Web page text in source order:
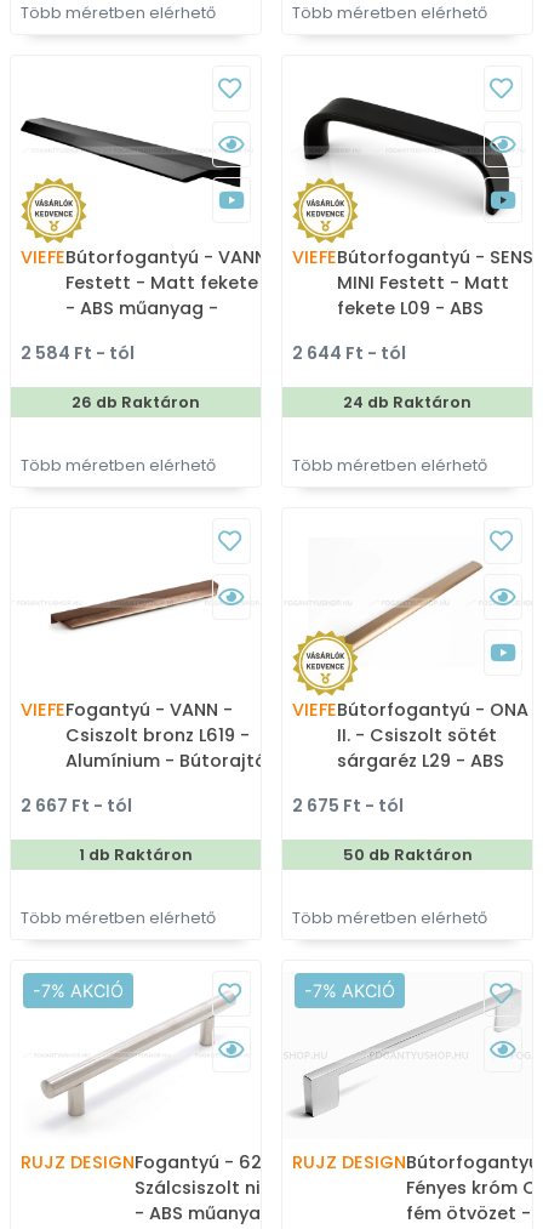
Több méretben elérhető Több méretben elérhető
VIEFEBútorfogantyú - VANN
Festett - Matt fekete L09
- ABS műanyag -
színes fém fogantyú
2 584 Ft - tól
26 db Raktáron
Több méretben elérhető
VIEFEBútorfogantyú - SENSE
MINI Festett - Matt
fekete L09 - ABS
méretben gyártott
színes fém
bútorfogantyú
2 644 Ft - tól
24 db Raktáron
Több méretben elérhető
VIEFEFogantyú - VANN -
Csiszolt bronz L619 -
Alumínium - Bútorajtó
fém fogantyú
2 667 Ft - tól
1 db Raktáron
Több méretben elérhető
VIEFEBútorfogantyú - ONA
II. - Csiszolt sötét
sárgaréz L29 - ABS
élére ültethető színes
fém fogantyú
2 675 Ft - tól
50 db Raktáron
Több méretben elérhető
-7% AKCIÓ
RUJZ DESIGNFogantyú - 624.12BL -
Szálcsiszolt nikkel NisatE
- ABS műanyag - Több
-7% AKCIÓ
RUJZ DESIGNBútorfogantyú
Fényes króm
fém ötvözet -